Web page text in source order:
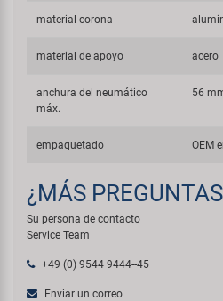
material corona
material de apoyo acero
anchura del neumático
máx.
56
empaquetado OEM
¿MÁS
Su persona de contacto
Service Team
+49 (0) 9544 9444--45
Enviar un correo